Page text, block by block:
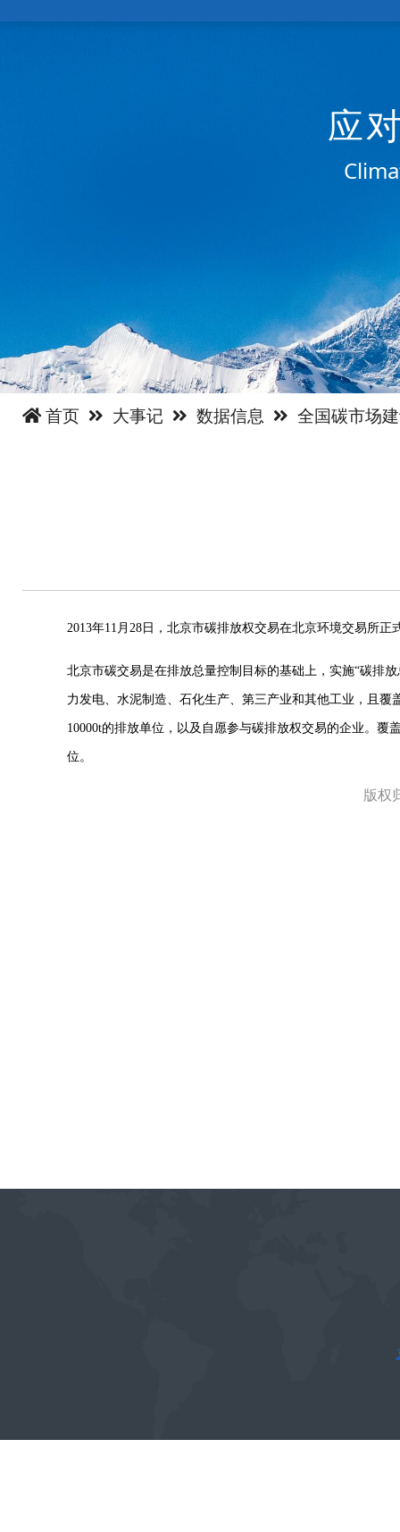
应
首页 大事记 数据信息 全国碳市场
2013年11月28日，北京市碳排放权交易在北京环境交易所
北京市碳交易是在排放总量控制目标的基础上，实施“碳排
力发电、水泥制造、石化生产、第三产业和其他工业，且
10000t的排放单位，以及自愿参与碳排放权交易的企业。
位。
版权